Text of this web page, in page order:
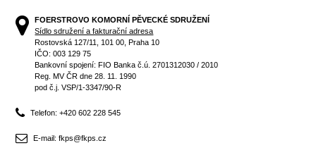
FOERSTROVO KOMORNÍ PĚVECKÉ SDRUŽENÍ
Sídlo sdružení a fakturační adresa
Rostovská 127/11, 101 00, Praha 10
IČO: 003 129 75
Bankovní spojení: FIO Banka č.ú. 2701312030 / 2010
Reg. MV ČR dne 28. 11. 1990
pod č.j. VSP/1-3347/90-R
Telefon: +420 602 228 545
E-mail: fkps@fkps.cz